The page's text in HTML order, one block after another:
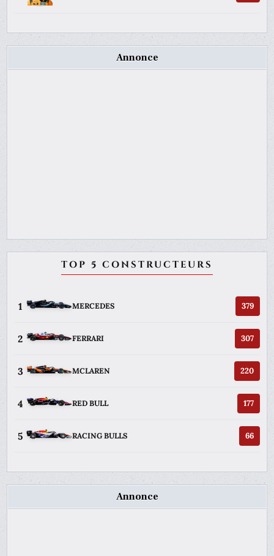
Annonce
TOP 5 CONSTRUCTEURS
1 MERCEDES 379
2 FERRARI 307
3 MCLAREN 220
4 RED BULL 177
5 RACING BULLS 66
Annonce